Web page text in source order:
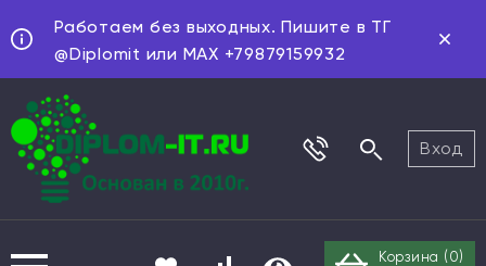
Работаем без выходных. Пишите в ТГ
@Diplomit или MAX +79879159932
Вход
Корзина ( 0)